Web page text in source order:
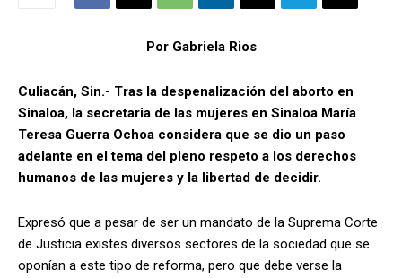
Por Gabriela Rios
Culiacán, Sin.- Tras la despenalización del aborto en
Sinaloa, la secretaria de las mujeres en Sinaloa María
Teresa Guerra Ochoa considera que se dio un paso
adelante en el tema del pleno respeto a los derechos
humanos de las mujeres y la libertad de decidir.
Expresó que a pesar de ser un mandato de la Suprema Corte
de Justicia existes diversos sectores de la sociedad que se
oponían a este tipo de reforma, pero que debe verse la